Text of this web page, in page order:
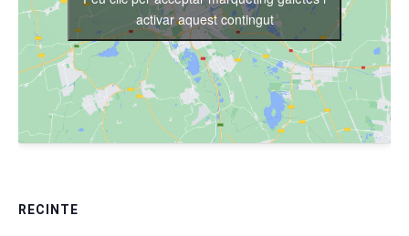
RECINTE
activar aquest contingut